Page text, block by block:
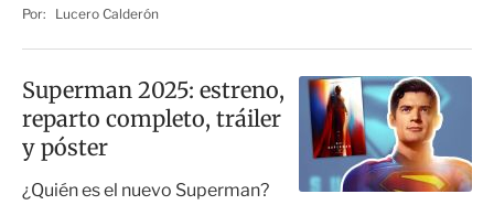
Por: Lucero Calderón
Superman 2025: estreno,
reparto completo, tráiler
y póster
¿Quién es el nuevo Superman?